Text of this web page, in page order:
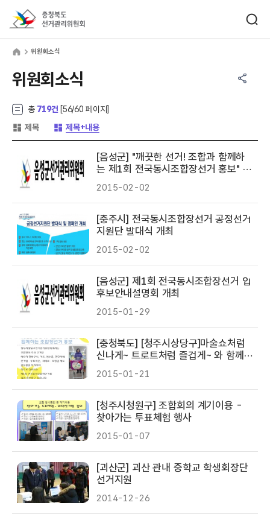
위원회소식
위원회소식
총 719건 [56/60 페이지]
제목 제목+내용
[음성군] "깨끗한 선거! 조합과 함께하
는 제1회 전국동시조합장선거 홍보" 실
시
2015-02-02
[충주시] 전국동시조합장선거 공정선거
지원단 발대식 개최
2015-02-02
[음성군] 제1회 전국동시조합장선거 입
후보안내설명회 개최
2015-01-29
[충청북도] [청주시상당구]마술쇼처럼
신나게~ 트로트처럼 즐겁게~ 와 함께하
는 조합장선거 홍보
2015-01-21
[청주시청원구] 조합회의 계기이용 -
찾아가는 투표체험 행사
2015-01-07
[괴산군] 괴산 관내 중학교 학생회장단
선거지원
2014-12-26